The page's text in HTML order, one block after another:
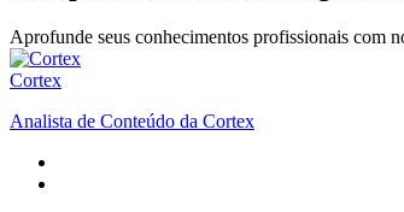
Aprofunde seus conhecimentos profissionais com
Cortex
Analista de Conteúdo da Cortex